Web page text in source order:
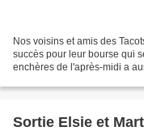
Nos voisins et amis des
succès pour leur bourse qui
enchères de l'après-midi a
Sortie Elsie et